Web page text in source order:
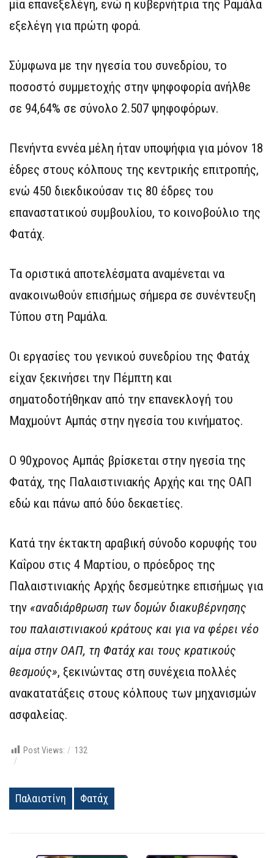
μία επανεξελέγη, ενώ η κυβερνήτρια της Ραμάλα
εξελέγη για πρώτη φορά.
Σύμφωνα με την ηγεσία του συνεδρίου, το
ποσοστό συμμετοχής στην ψηφοφορία ανήλθε
σε 94,64% σε σύνολο 2.507 ψηφοφόρων.
Πενήντα εννέα μέλη ήταν υποψήφια για μόνον 18
έδρες στους κόλπους της κεντρικής επιτροπής,
ενώ 450 διεκδικούσαν τις 80 έδρες του
επαναστατικού συμβουλίου, το κοινοβούλιο της
Φατάχ.
Τα οριστικά αποτελέσματα αναμένεται να
ανακοινωθούν επισήμως σήμερα σε συνέντευξη
Τύπου στη Ραμάλα.
Οι εργασίες του γενικού συνεδρίου της Φατάχ
είχαν ξεκινήσει την Πέμπτη και
σηματοδοτήθηκαν από την επανεκλογή του
Μαχμούντ Αμπάς στην ηγεσία του κινήματος.
Ο 90χρονος Αμπάς βρίσκεται στην ηγεσία της
Φατάχ, της Παλαιστινιακής Αρχής και της ΟΑΠ
εδώ και πάνω από δύο δεκαετίες.
Κατά την έκτακτη αραβική σύνοδο κορυφής του
Καΐρου στις 4 Μαρτίου, ο πρόεδρος της
Παλαιστινιακής Αρχής δεσμεύτηκε επισήμως για
την «αναδιάρθρωση των δομών διακυβέρνησης
του παλαιστινιακού κράτους και για να φέρει νέο
αίμα στην ΟΑΠ, τη Φατάχ και τους κρατικούς
θεσμούς», ξεκινώντας στη συνέχεια πολλές
ανακατατάξεις στους κόλπους των μηχανισμών
ασφαλείας.
Post Views: 132
Παλαιστίνη Φατάχ